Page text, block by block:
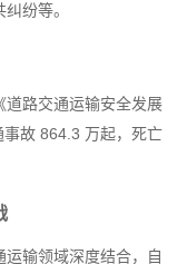
纷等。
道路交通运输安全发展
故 864.3 万起，死亡
输领域深度结合，自